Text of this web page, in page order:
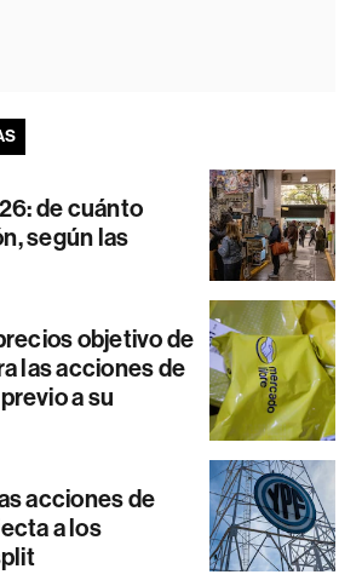
de cuánto
según las
objetivo de
las acciones de
a su
acciones de
a los